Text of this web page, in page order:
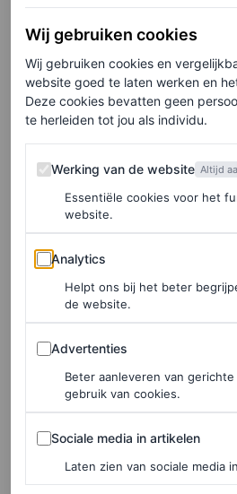
nieuws op hetMet Gala, waar
Hadid en Rihanna allemaal
de trend droegen. Of het nu
gepolijst en steil haar, de stijl is
los te gaan met accessoires,
haarspeldjes, maar het helpt ook
oorbellen – een bonus waarvan
een voorstander van is.
Wij gebruiken cookies
Wij gebruiken cookies en
website goed te laten werken en
Deze cookies bevatten geen
te herleiden tot jou als individu.
Werking van de website
Werking van de website Altijd
Essentiële cookies voor het
website.
Analytics
Analytics
Helpt ons bij het beter
de website.
Advertenties
Advertenties
Beter aanleveren van
gebruik van cookies.
Sociale media in artikelen
Sociale media in artikelen
Laten zien van sociale media